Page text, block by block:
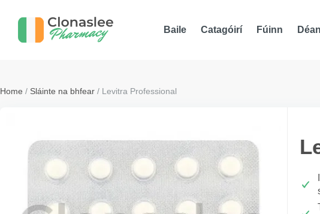
Baile Catagóirí Fúinn
Home / Sláinte na bhfear / Levitra Professional